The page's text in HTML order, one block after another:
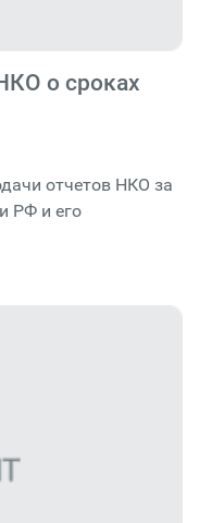
о сроках
отчетов НКО за
РФ и его